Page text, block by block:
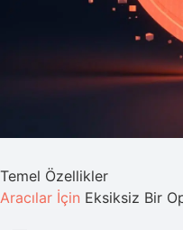
Temel Özellikler
Aracılar İçin Eksiksiz Bir